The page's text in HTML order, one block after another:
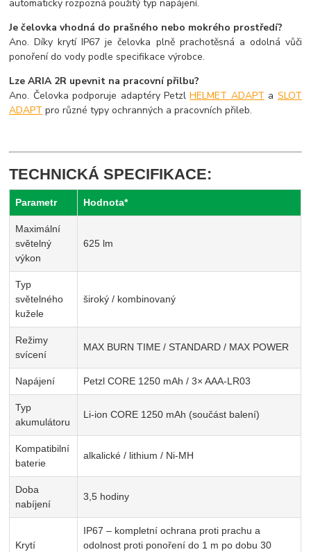
automaticky rozpozná použitý typ napájení.
Je čelovka vhodná do prašného nebo mokrého prostředí?
Ano. Díky krytí IP67 je čelovka plně prachotěsná a odolná vůči
ponoření do vody podle specifikace výrobce.
Lze ARIA 2R upevnit na pracovní přilbu?
Ano. Čelovka podporuje adaptéry PetzlHELMET ADAPT a SLOT
ADAPT pro různé typy ochranných a pracovních přileb.
TECHNICKÁ SPECIFIKACE:
Parametr Hodnota*
Maximální
světelný
výkon
625 lm
Typ
světelného
kužele
široký / kombinovaný
Režimy
svícení
MAX BURN TIME / STANDARD / MAX POWER
Napájení Petzl CORE 1250 mAh / 3× AAA-LR03
Typ
akumulátoru
Li-ion CORE 1250 mAh (součást balení)
Kompatibilní
baterie
alkalické / lithium / Ni-MH
Doba
nabíjení
3,5 hodiny
Krytí
IP67 – kompletní ochrana proti prachu a
odolnost proti ponoření do 1 m po dobu 30